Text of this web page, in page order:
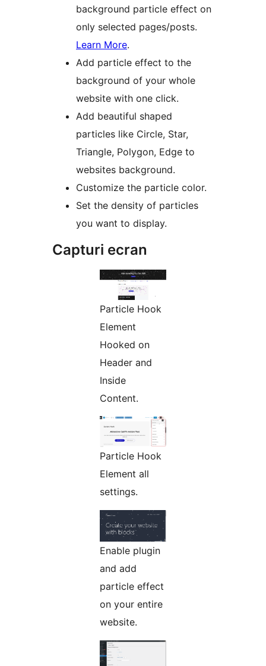
background particle effect on
only selected pages/posts.
Learn More.
Add particle effect to the
background of your whole
website with one click.
Add beautiful shaped
particles like Circle, Star,
Triangle, Polygon, Edge to
websites background.
Customize the particle color.
Set the density of particles
you want to display.
Capturi ecran
Particle Hook
Element
Hooked on
Header and
Inside
Content.
Particle Hook
Element all
settings.
Enable plugin
and add
particle effect
on your entire
website.